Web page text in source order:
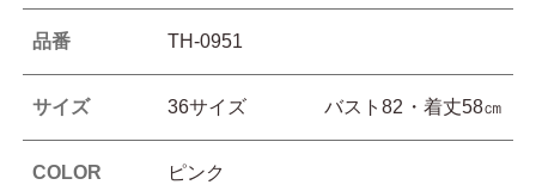
品番 TH-0951
サイズ 36サイズ バスト82・着丈58㎝
COLOR ピンク